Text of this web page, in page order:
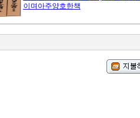
이며아주양호한책